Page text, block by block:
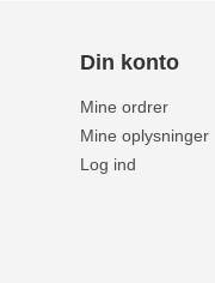
Din konto
Mine ordrer
Mine oplysninger
Log ind